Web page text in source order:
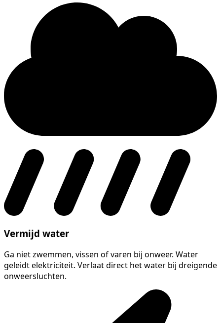
Vermijd water
Ga niet zwemmen, vissen of varen bij onweer. Water
geleidt elektriciteit. Verlaat direct het water bij dreigende
onweersluchten.